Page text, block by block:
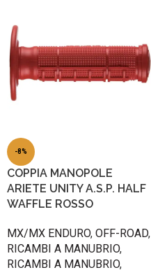
-8%
COPPIA MANOPOLE
ARIETE UNITY A.S.P. HALF
WAFFLE ROSSO
MX/MX ENDURO, OFF-ROAD,
RICAMBI A MANUBRIO,
RICAMBI A MANUBRIO,